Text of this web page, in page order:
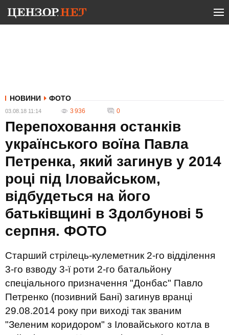
НОВИНИ ФОТО
03.08.18 11:14 3 936 0
Перепоховання останків
українського воїна Павла
Петренка, який загинув у 2014
році під Іловайськом,
відбудеться на його
батьківщині в Здолбунові 5
серпня. ФОТО
Старший стрілець-кулеметник 2-го відділення
3-го взводу 3-ї роти 2-го батальйону
спеціального призначення "Донбас" Павло
Петренко (позивний Бані) загинув вранці
29.08.2014 року при виході так званим
"Зеленим коридором" з Іловайського котла в